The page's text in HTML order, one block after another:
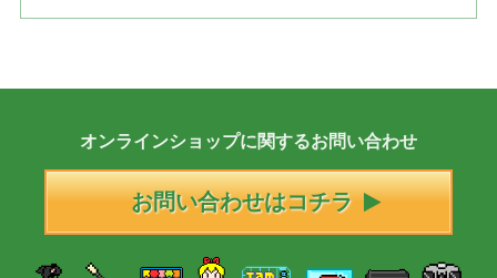
オンラインショップに関するお問い合わせ
お問い合わせはコチラ